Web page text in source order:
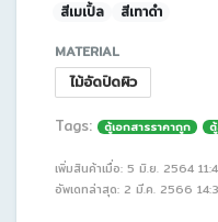
สีเมเปิ้ล
สีเทาดำ
MATERIAL
ไม้อัดปิดผิว
Tags:
ตู้เอกสารราคาถูก
เพิ่มสินค้าเมื่อ: 5 มิ.ย. 2564
อัพเดทล่าสุด: 2 มี.ค. 2566